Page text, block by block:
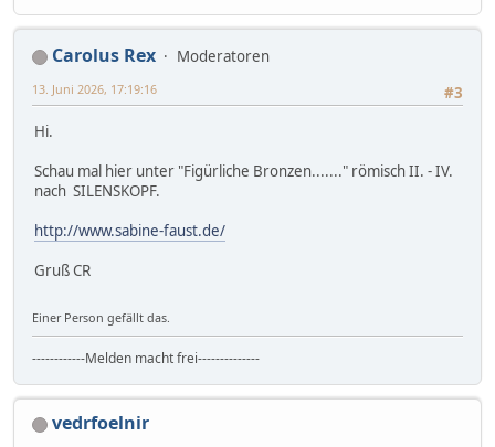
Carolus Rex
Moderatoren
#3
13. Juni 2026, 17:19:16
Hi.
Schau mal hier unter "Figürliche Bronzen......." römisch II. - IV.
nach SILENSKOPF.
http://www.sabine-faust.de/
Gruß CR
Einer Person gefällt das.
------------Melden macht frei--------------
vedrfoelnir